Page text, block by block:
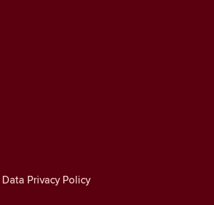
Privacy Policy